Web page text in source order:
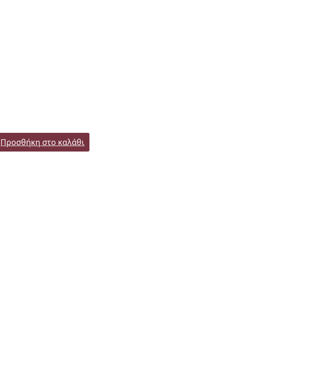
Προσθήκη στο καλάθι